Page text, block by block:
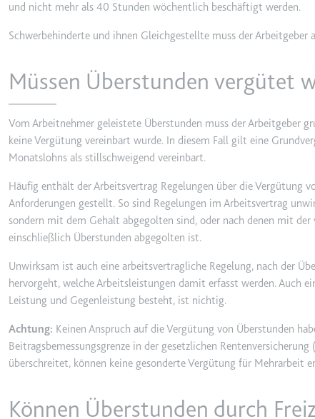
Ablauf:
180 Tage
Typ:
HTTP-
__Secure-YEC
Zweck:
Speichert
Videos
Typ:
HTTP-
__Secure-YNID
Zweck:
Wird
Ablauf:
Typ:
HTTP-
und nicht mehr als 40 Stunden wöchentlich beschäftigt werden.
Schwerbehinderte und ihnen Gleichgestellte muss der Arbeitgeber
Müssen Überstunden vergütet
Vom Arbeitnehmer geleistete Überstunden muss der Arbeitgeber
keine Vergütung vereinbart wurde. In diesem Fall gilt eine
Monatslohns als stillschweigend vereinbart.
Häufig enthält der Arbeitsvertrag Regelungen über die Vergütung
Anforderungen gestellt. So sind Regelungen im Arbeitsvertrag
sondern mit dem Gehalt abgegolten sind, oder nach denen mit
einschließlich Überstunden abgegolten ist.
Unwirksam ist auch eine arbeitsvertragliche Regelung, nach der
hervorgeht, welche Arbeitsleistungen damit erfasst werden. Auch
Leistung und Gegenleistung besteht, ist nichtig.
Achtung: Keinen Anspruch auf die Vergütung von Überstunden
Beitragsbemessungsgrenze in der gesetzlichen
überschreitet, können keine gesonderte Vergütung für Mehrarbeit
Können Überstunden durch